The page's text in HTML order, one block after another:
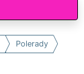
Polerady